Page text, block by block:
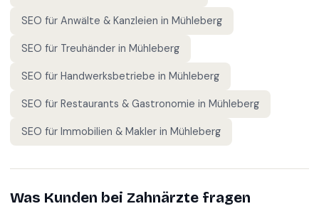
SEO für Anwälte & Kanzleien in Mühleberg
SEO für Treuhänder in Mühleberg
SEO für Handwerksbetriebe in Mühleberg
SEO für Restaurants & Gastronomie in Mühleberg
SEO für Immobilien & Makler in Mühleberg
Was Kunden bei Zahnärzte fragen